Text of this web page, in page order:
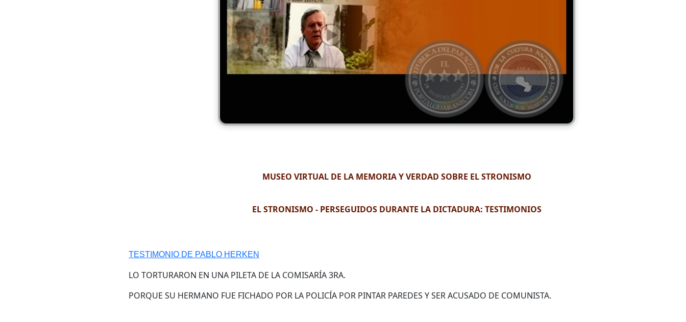
MUSEO VIRTUAL DE LA MEMORIA Y VERDAD SOBRE EL STRONISMO
EL STRONISMO - PERSEGUIDOS DURANTE LA DICTADURA: TESTIMONIOS
TESTIMONIO DE PABLO HERKEN
LO TORTURARON EN UNA PILETA DE LA COMISARÍA 3RA.
PORQUE SU HERMANO FUE FICHADO POR LA POLICÍA POR PINTAR PAREDES Y SER ACUSADO DE COMUNISTA.